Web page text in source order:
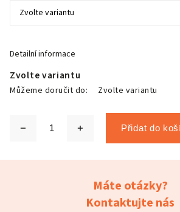
Zvolte variantu
Můžeme doručit do: Zvolte variantu
Přidat do
Detailní informace
Máte otázky?
Kontaktujte nás